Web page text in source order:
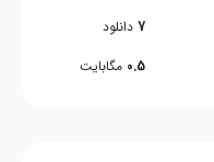
7 دانلود
0.5 مگابایت